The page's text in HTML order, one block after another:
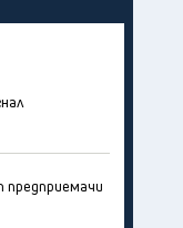
предприемачи